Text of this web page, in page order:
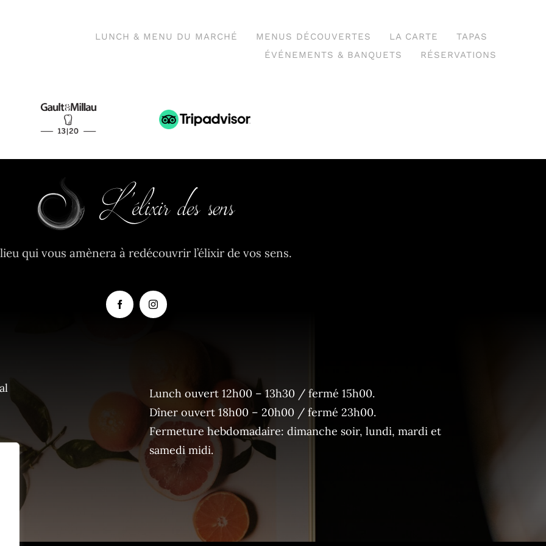
LUNCH & MENU DU MARCHÉ MENUS DÉCOUVERTES LA CARTE
TAPAS
ÉVÉNEMENTS & BANQUETS
RÉSERVATIONS
qui vous amènera à redécouvrir l’élixir de vos sens.
Lunch ouvert 12h00 – 13h30 / fermé 15h00.
Dîner ouvert 18h00 – 20h00 / fermé 23h00.
Fermeture hebdomadaire: dimanche soir, lundi, mardi et
samedi midi.